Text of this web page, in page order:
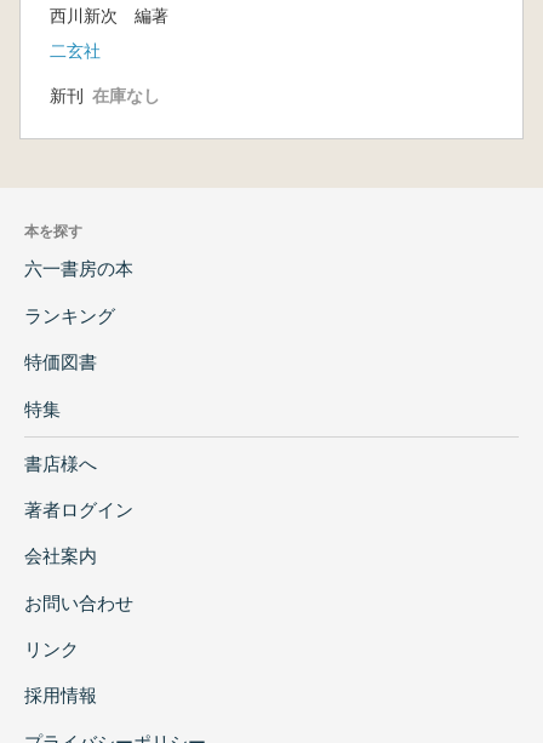
西川新次 編著
二玄社
新刊 在庫なし
本を探す
六一書房の本
ランキング
特価図書
特集
書店様へ
著者ログイン
会社案内
お問い合わせ
リンク
採用情報